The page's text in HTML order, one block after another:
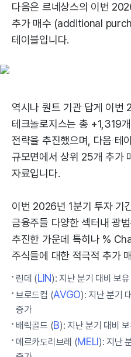
다음은 르네상스의 이번
추가 매수 (additional
테이블입니다.
역시나 퀀트 기관 답게 이번
테크놀로지스는 총 +1,319
전략을 추진했으며, 다음 테
규모면에서 상위 25개 추가
자료입니다.
이번 2026년 1분기 투자 기
금융주들 다양한 섹터내 광
추진한 가운데 특히나 %
주식들에 대한 적극적 추가
린데 (LIN): 지난 분기 대비 보
브로드컴 (AVGO): 지난 분기
증가
배릭골드 (B): 지난 분기 대비
메르카도리브레 (MELI): 지난